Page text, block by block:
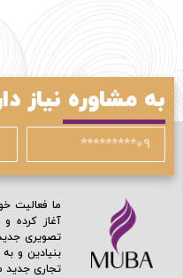
به مشاوره نیاز
تصویری
بنیادین و
تجاری جدید
مرا به خاطر بسپار
آیا هنوز عضو نشده
محافظت شده توسط